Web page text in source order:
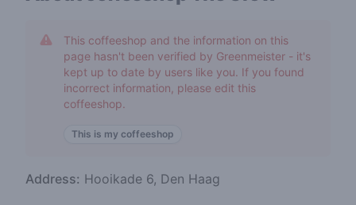
This coffeeshop and the information on this
page hasn't been verified by Greenmeister - it's
kept up to date by users like you. If you found
incorrect information, please edit this
coffeeshop.
This is my coffeeshop
Address: Hooikade 6, Den Haag